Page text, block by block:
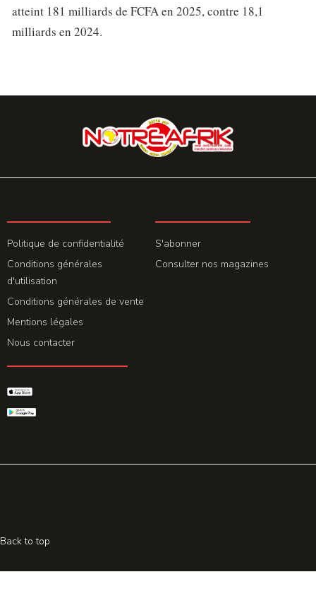
atteint 181 milliards de FCFA en 2025, contre 18,1
milliards en 2024.
Politique de confidentialité
Conditions générales
d'utilisation
Conditions générales de vente
Mentions légales
Nous contacter
S'abonner
Consulter nos magazines
Back to top